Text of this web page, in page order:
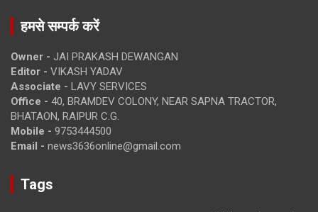
हमसे सम्पर्क करें
Owner - JAI PRAKASH DEWANGAN
Editor - VIKASH YADAV
Associate - LAVY SERVICES
Office - 40, BRAMDEV COLONY, NEAR SAPNA TRACTOR,
BHATAON, RAIPUR C.G.
Mobile - 9753444500
Email - news3636online@gmail.com
Tags